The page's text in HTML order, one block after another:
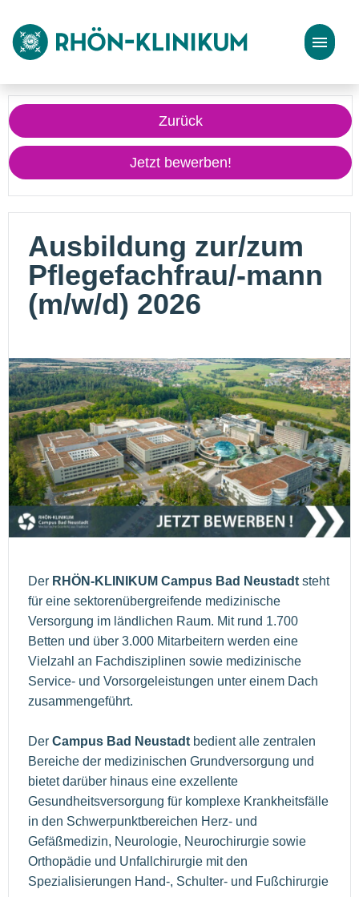
Stellenangebote
Bewerbungstipps
Zurück
Jetzt bewerben!
Ausbildung zur/zum
Pflegefachfrau/-mann
(m/w/d) 2026
Der RHÖN-KLINIKUM Campus Bad Neustadt steht
für eine sektorenübergreifende medizinische
Versorgung im ländlichen Raum. Mit rund 1.700
Betten und über 3.000 Mitarbeitern werden eine
Vielzahl an Fachdisziplinen sowie medizinische
Service- und Vorsorgeleistungen unter einem Dach
zusammengeführt.
Der Campus Bad Neustadt bedient alle zentralen
Bereiche der medizinischen Grundversorgung und
bietet darüber hinaus eine exzellente
Gesundheitsversorgung für komplexe Krankheitsfälle
in den Schwerpunktbereichen Herz- und
Gefäßmedizin, Neurologie, Neurochirurgie sowie
Orthopädie und Unfallchirurgie mit den
Spezialisierungen Hand-, Schulter- und Fußchirurgie